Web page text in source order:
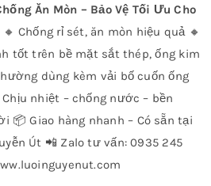
Ăn Mòn – Bảo Vệ Tối Ưu Cho
🔸 Chống rỉ sét, ăn mòn hiệu quả 🔸
tốt trên bề mặt sắt thép, ống kim
dùng kèm vải bố cuốn ống
Chịu nhiệt – chống nước – bền
📦 Giao hàng nhanh – Có sẵn tại
Út 📲 Zalo tư vấn: 0935 245